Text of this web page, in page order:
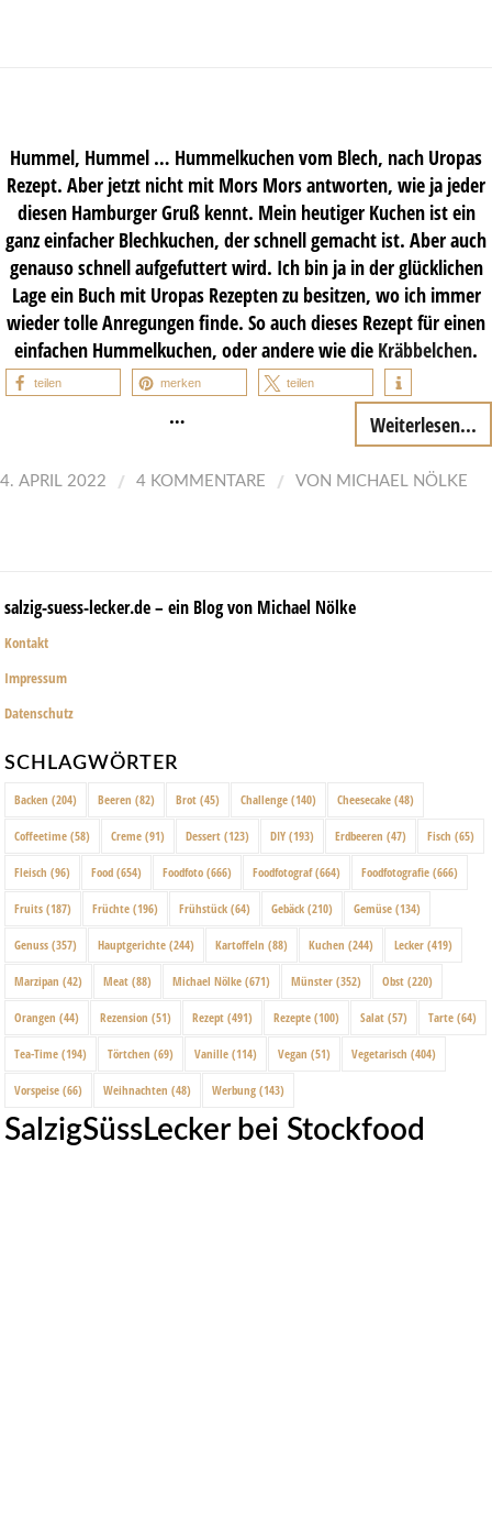
Hummel, Hummel … Hummelkuchen vom Blech, nach Uropas
Rezept. Aber jetzt nicht mit Mors Mors antworten, wie ja jeder
diesen Hamburger Gruß kennt. Mein heutiger Kuchen ist ein
ganz einfacher Blechkuchen, der schnell gemacht ist. Aber auch
genauso schnell aufgefuttert wird. Ich bin ja in der glücklichen
Lage ein Buch mit Uropas Rezepten zu besitzen, wo ich immer
wieder tolle Anregungen finde. So auch dieses Rezept für einen
einfachen Hummelkuchen, oder andere wie die Kräbbelchen.
teilen merken teilen
… Weiterlesen...
4. APRIL 2022 / 4 KOMMENTARE / VON MICHAEL NÖLKE
salzig-suess-lecker.de – ein Blog von Michael Nölke
Kontakt
Impressum
Datenschutz
SCHLAGWÖRTER
Backen (204) Beeren (82) Brot (45) Challenge (140) Cheesecake (48)
Coffeetime (58) Creme (91) Dessert (123) DIY (193) Erdbeeren (47) Fisch (65)
Fleisch (96) Food (654) Foodfoto (666) Foodfotograf(664) Foodfotografie (666)
Fruits (187) Früchte (196) Frühstück (64) Gebäck (210) Gemüse (134)
Genuss (357) Hauptgerichte (244) Kartoffeln (88) Kuchen (244) Lecker (419)
Marzipan (42) Meat (88) Michael Nölke (671) Münster (352) Obst (220)
Orangen (44) Rezension (51) Rezept (491) Rezepte (100) Salat (57) Tarte (64)
Tea-Time (194) Törtchen (69) Vanille (114) Vegan (51) Vegetarisch (404)
Vorspeise (66) Weihnachten (48) Werbung (143)
SalzigSüssLecker bei Stockfood